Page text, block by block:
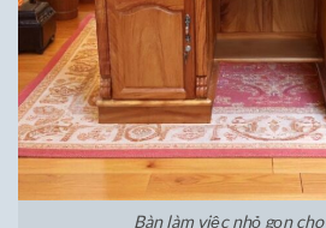
Bàn làm việc nhỏ gọn